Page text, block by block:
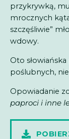
przykrywką,
mrocznych
szczęśliwie”
wdowy.
Oto
poślubnych,
Opowiadanie
paproci i inne